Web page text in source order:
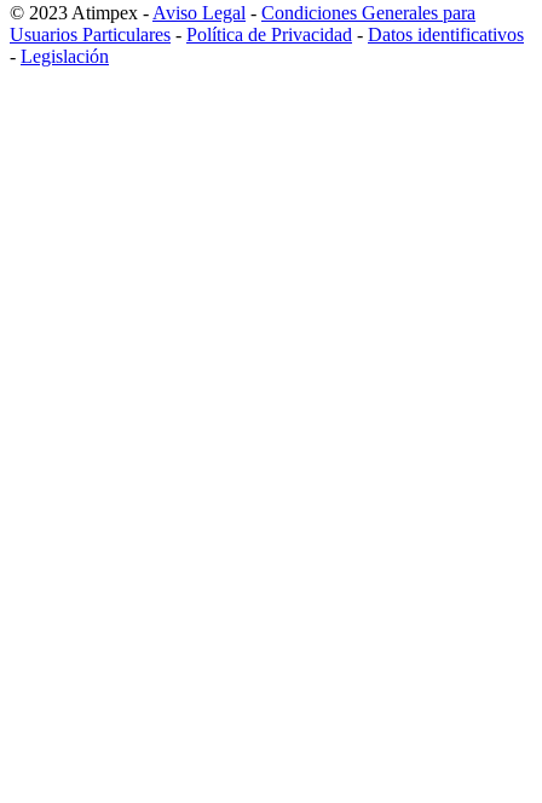
© 2023 Atimpex - Aviso Legal - Condiciones Generales para
Usuarios Particulares - Política de Privacidad - Datos identificativos
- Legislación